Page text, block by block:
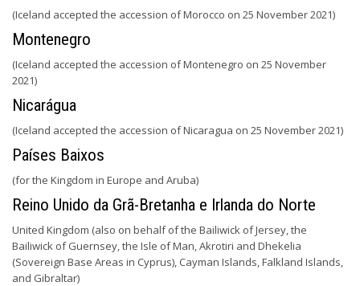
(Iceland accepted the accession of Morocco on 25 November 2021)
Montenegro
(Iceland accepted the accession of Montenegro on 25 November
2021)
Nicarágua
(Iceland accepted the accession of Nicaragua on 25 November 2021)
Países Baixos
(for the Kingdom in Europe and Aruba)
Reino Unido da Grã-Bretanha e Irlanda do Norte
United Kingdom (also on behalf of the Bailiwick of Jersey, the
Bailiwick of Guernsey, the Isle of Man, Akrotiri and Dhekelia
(Sovereign Base Areas in Cyprus), Cayman Islands, Falkland Islands,
and Gibraltar)